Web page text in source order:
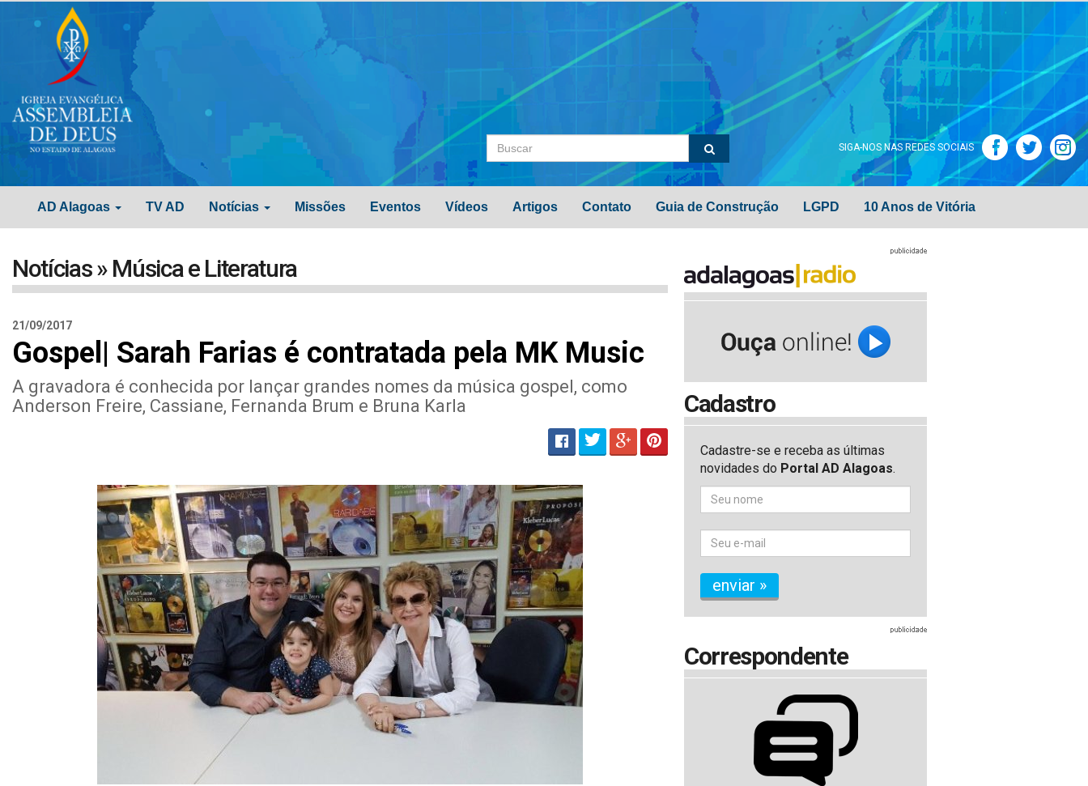
SIGA-NOS NAS REDES SOCIAIS
AD Alagoas TV AD Notícias Missões Eventos Vídeos Artigos Contato Guia de Construção LGPD 10 Anos de Vitória
Notícias » Música e Literatura
21/09/2017
Gospel| Sarah Farias é contratada pela MK Music
A gravadora é conhecida por lançar grandes nomes da música gospel, como
Anderson Freire, Cassiane, Fernanda Brum e Bruna Karla
Cadastro
Cadastre-se e receba as últimas
novidades do Portal AD Alagoas.
enviar »
Correspondente